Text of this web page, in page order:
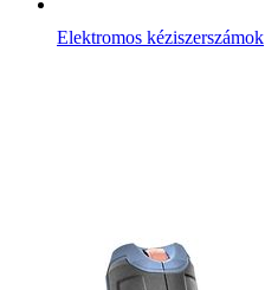
Elektromos kéziszerszámok